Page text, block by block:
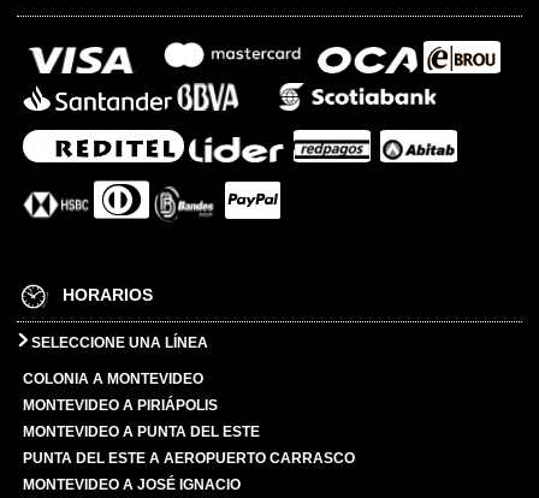
HORARIOS
SELECCIONE UNA LÍNEA
COLONIA A MONTEVIDEO
MONTEVIDEO A PIRIÁPOLIS
MONTEVIDEO A PUNTA DEL ESTE
PUNTA DEL ESTE A AEROPUERTO CARRASCO
MONTEVIDEO A JOSÉ IGNACIO